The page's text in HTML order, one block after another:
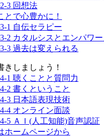
3 回想法
とで心豊かに！
1 自伝セラピー
2 カタルシスとエンパワー
3 過去は変えられる
きしましょう！
1 聴くことと質問力
2 書くということ
3 日本語表現技術
4 オンライン面談
5 ＡＩ(人工知能)音声認証
ホームページから